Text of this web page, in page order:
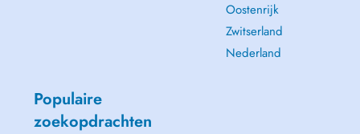
Oostenrijk
Zwitserland
Nederland
Populaire
zoekopdrachten